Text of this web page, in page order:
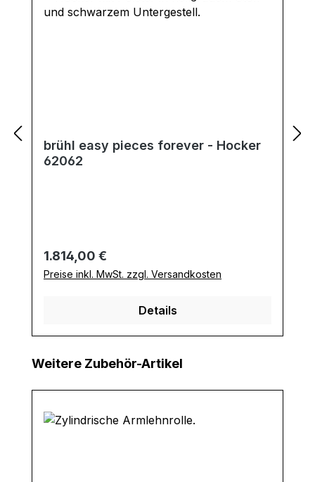
brühl easy pieces forever - Hocker
62062
Regulärer Preis:
1.814,00 €
Preise inkl. MwSt. zzgl. Versandkosten
Details
Produktgalerie überspringen
Weitere Zubehör-Artikel